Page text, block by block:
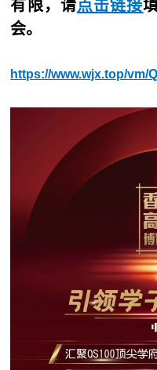
有限，请点击链接
会。
https://www.wjx.top/vm/